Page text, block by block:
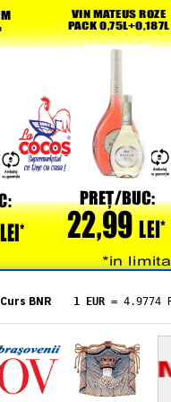
Curs BNR 1 EUR = 4.9774
= 5.8304
1 XAU= 464.4611
1 AED= 1.1933
1 AUD= 2.7957
1 BGN= 2.5449